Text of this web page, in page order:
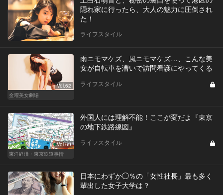
隠れ家に行ったら、大人の魅力に圧倒され
た！
ライフスタイル
Vol.62
金曜美女劇場
雨ニモマケズ、風ニモマケズ…、こんな美
女が自転車を漕いで訪問看護にやってくる
ライフスタイル
Vol.69
東洋経済・東京鉄道事情
外国人には理解不能！ここが変だよ『東京
の地下鉄路線図』
ライフスタイル
日本にわずか◯％の「女性社長」最も多く
輩出した女子大学は？